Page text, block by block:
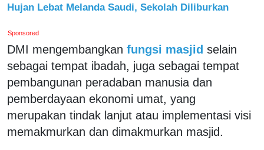
Hujan Lebat Melanda Saudi, Sekolah Diliburkan
Sponsored
DMI mengembangkan fungsi masjid selain
sebagai tempat ibadah, juga sebagai tempat
pembangunan peradaban manusia dan
pemberdayaan ekonomi umat, yang
merupakan tindak lanjut atau implementasi visi
memakmurkan dan dimakmurkan masjid.